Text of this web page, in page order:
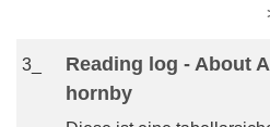
3_
Reading log - About
hornby